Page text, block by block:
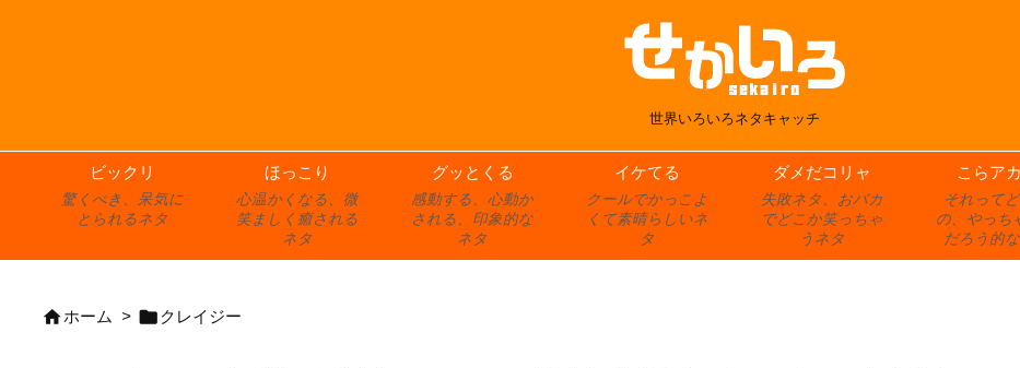
世界いろいろネタキャッチ
ビックリ
驚くべき、呆気に
とられるネタ
ほっこり
心温かくなる、微
笑ましく癒される
ネタ
グッとくる
感動する、心動か
される、印象的な
ネタ
イケてる
クールでかっこよ
くて素晴らしいネ
タ
ダメだコリャ
失敗ネタ、おバカ
でどこか笑っちゃ
うネタ
こらア
それって
の、やっち
だろう的
ホーム >  クレイジー